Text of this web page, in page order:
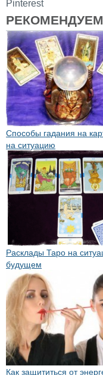
Pinterest
Способы гадания на
на ситуацию
Расклады Таро на
будущем
Как защититься от